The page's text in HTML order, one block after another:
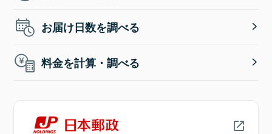
お届け日数を調べる
料金を計算・調べる